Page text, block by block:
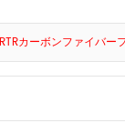
カーボンファイバー